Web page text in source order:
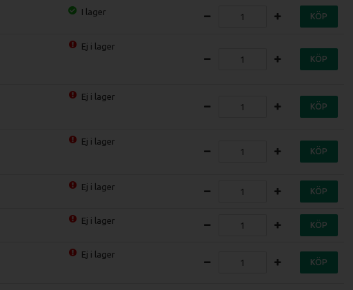
I lager KÖP
Ej i lager
KÖP
Ej i lager
KÖP
Ej i lager
KÖP
Ej i lager KÖP
Ej i lager KÖP
Ej i lager
KÖP